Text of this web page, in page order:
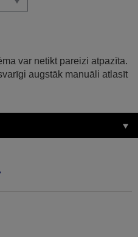
var netikt pareizi atpazīta.
augstāk manuāli atlasīt